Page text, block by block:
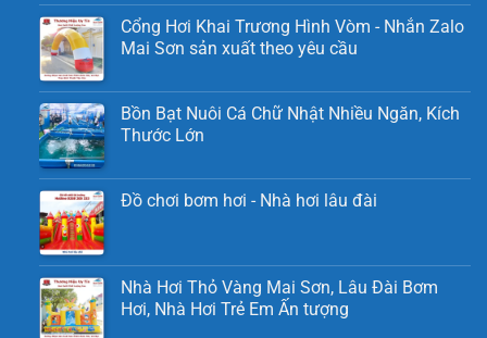
Cổng Hơi Khai Trương Hình Vòm - Nhắn Zalo
Mai Sơn sản xuất theo yêu cầu
Bồn Bạt Nuôi Cá Chữ Nhật Nhiều Ngăn, Kích
Thước Lớn
Đồ chơi bơm hơi - Nhà hơi lâu đài
Nhà Hơi Thỏ Vàng Mai Sơn, Lâu Đài Bơm
Hơi, Nhà Hơi Trẻ Em Ấn tượng